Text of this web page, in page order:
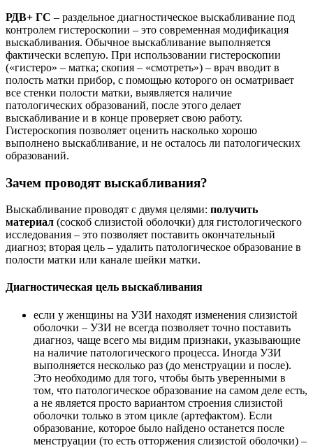
РДВ+ ГС – раздельное диагностическое выскабливание под
контролем гистероскопии – это современная модификация
выскабливания. Обычное выскабливание выполняется
фактически вслепую. При использовании гистероскопии
(«гистеро» – матка; скопия – «смотреть») – врач вводит в
полость матки прибор, с помощью которого он осматривает
все стенки полости матки, выявляется наличие
патологических образований, после этого делает
выскабливание и в конце проверяет свою работу.
Гистероскопия позволяет оценить насколько хорошо
выполнено выскабливание, и не осталось ли патологических
образований.
Зачем проводят выскабливания?
Выскабливание проводят с двумя целями: получить
материал (соскоб слизистой оболочки) для гистологического
исследования – это позволяет поставить окончательный
диагноз; вторая цель – удалить патологическое образование в
полости матки или канале шейки матки.
Диагностическая цель выскабливания
если у женщины на УЗИ находят изменения слизистой
оболочки – УЗИ не всегда позволяет точно поставить
диагноз, чаще всего мы видим признаки, указывающие
на наличие патологического процесса. Иногда УЗИ
выполняется несколько раз (до менструации и после).
Это необходимо для того, чтобы быть уверенными в
том, что патологическое образование на самом деле есть,
а не является просто вариантом строения слизистой
оболочки только в этом цикле (артефактом). Если
образование, которое было найдено останется после
менструации (то есть отторжения слизистой оболочки) –